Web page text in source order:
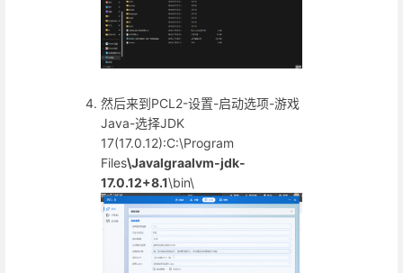
然后来到PCL2-设置-启动选项-游戏
Java-选择JDK
17(17.0.12):C:\Program
Files\Javalgraalvm-jdk-
17.0.12+8.1\bin\